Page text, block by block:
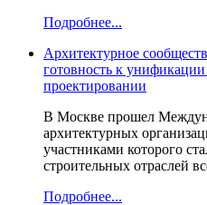
Подробнее...
Архитектурное
готовность к
проектировании
В Москве прошел
архитектурных
участниками которого
строительных отраслей
Подробнее...